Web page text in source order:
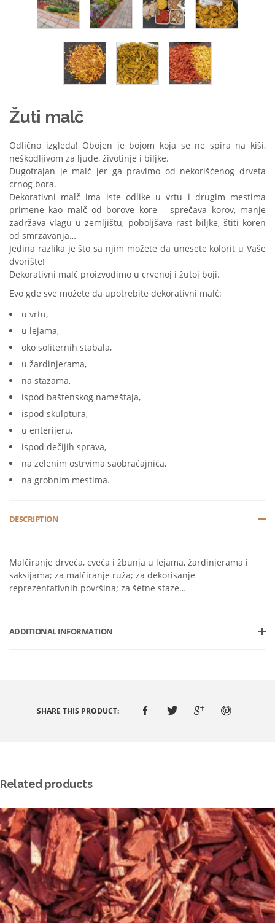
Žuti malč
Odlično izgleda! Obojen je bojom koja se ne spira na kiši,
neškodljivom za ljude, životinje i biljke.
Dugotrajan je malč jer ga pravimo od nekorišćenog drveta
crnog bora.
Dekorativni malč ima iste odlike u vrtu i drugim mestima
primene kao malč od borove kore – sprečava korov, manje
zadržava vlagu u zemljištu, poboljšava rast biljke, štiti koren
od smrzavanja…
Jedina razlika je što sa njim možete da unesete kolorit u Vaše
dvorište!
Dekorativni malč proizvodimo u crvenoj i žutoj boji.
Evo gde sve možete da upotrebite dekorativni malč:
u vrtu,
u lejama,
oko soliternih stabala,
u žardinjerama,
na stazama,
ispod baštenskog nameštaja,
ispod skulptura,
u enterijeru,
ispod dečijih sprava,
na zelenim ostrvima saobraćajnica,
na grobnim mestima.
DESCRIPTION
Malčiranje drveća, cveća i žbunja u lejama, žardinjerama i
saksijama; za malčiranje ruža; za dekorisanje
reprezentativnih površina; za šetne staze…
ADDITIONAL INFORMATION
SHARE THIS PRODUCT:
Related products